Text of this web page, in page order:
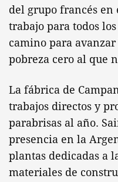
del grupo francés en
trabajo para todos
camino para
pobreza cero al que
La fábrica de
trabajos directos y
parabrisas al año.
presencia en la
plantas dedicadas a
materiales de